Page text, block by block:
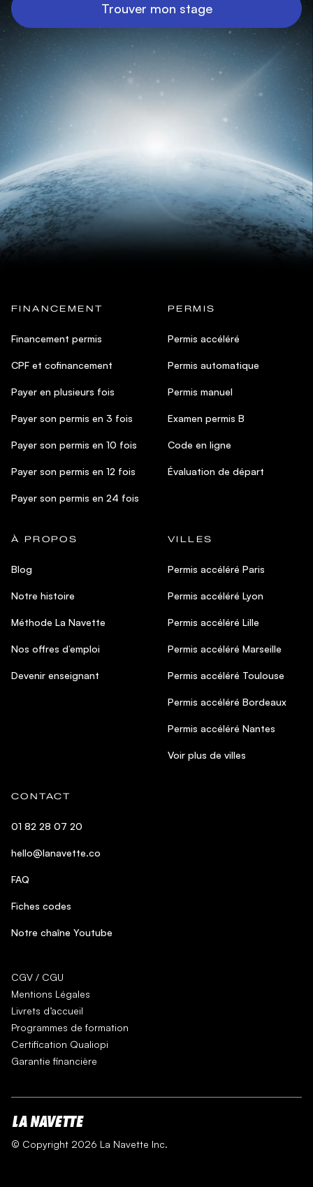
Trouver mon stage
FINANCEMENT
Financement permis
CPF et cofinancement
Payer en plusieurs fois
Payer son permis en 3 fois
Payer son permis en 10 fois
Payer son permis en 12 fois
Payer son permis en 24 fois
PERMIS
Permis accéléré
Permis automatique
Permis manuel
Examen permis B
Code en ligne
Évaluation de départ
À PROPOS
Blog
Notre histoire
Méthode La Navette
Nos offres d’emploi
Devenir enseignant
VILLES
Permis accéléré Paris
Permis accéléré Lyon
Permis accéléré Lille
Permis accéléré Marseille
Permis accéléré Toulouse
Permis accéléré Bordeaux
Permis accéléré Nantes
Voir plus de villes
CONTACT
01 82 28 07 20
hello@lanavette.co
FAQ
Fiches codes
Notre chaîne Youtube
CGV / CGU
Mentions Légales
Livrets d’accueil
Programmes de formation
Certification Qualiopi
Garantie financière
© Copyright 2026 La Navette Inc.